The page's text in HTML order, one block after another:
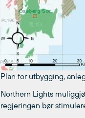
Plan for utbygging,
Northern Lights
regjeringen bør